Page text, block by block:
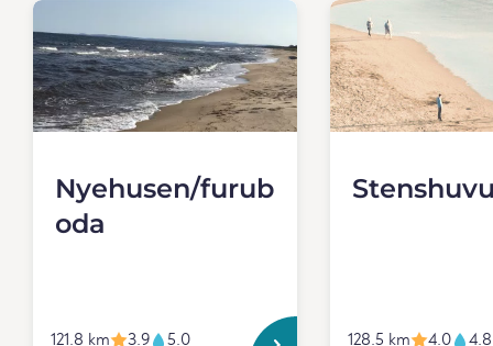
Nyehusen/furub
oda
121.8 km 3.9 5.0 128.5 km 4.0 4.8